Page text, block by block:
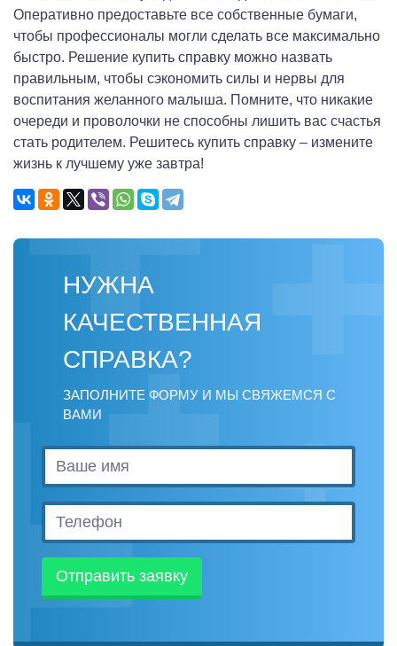
Оперативно предоставьте все собственные бумаги,
чтобы профессионалы могли сделать все максимально
быстро. Решение купить справку можно назвать
правильным, чтобы сэкономить силы и нервы для
воспитания желанного малыша. Помните, что никакие
очереди и проволочки не способны лишить вас счастья
стать родителем. Решитесь купить справку – измените
жизнь к лучшему уже завтра!
НУЖНА
КАЧЕСТВЕННАЯ
СПРАВКА?
ЗАПОЛНИТЕ ФОРМУ И МЫ СВЯЖЕМСЯ С
ВАМИ
Отправить заявку